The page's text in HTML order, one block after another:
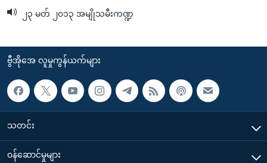
၂၃ မတ် ၂၀၁၃ အမျိုသမီးကဏ္ဍ
ဗွီအိုအေ လူမှုကွန်ယက်များ
သတင်း
၀န်ဆောင်မှုများ